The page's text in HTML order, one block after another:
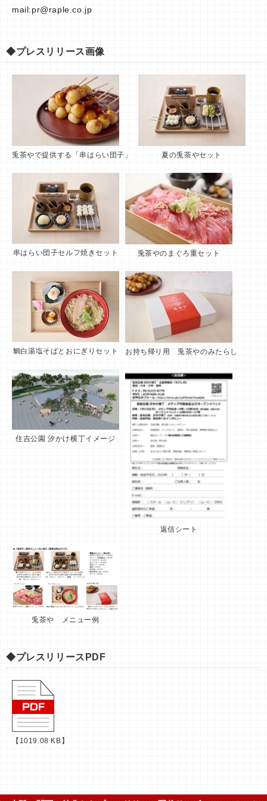
mail:pr@raple.co.jp
◆プレスリリース画像
兎茶やで提供する「串はらい団子」 夏の兎茶やセット
串はらい団子セルフ焼きセット 兎茶やのまぐろ重セット
鯛白湯塩そばとおにぎりセット お持ち帰り用 兎茶やのみたらし
住吉公園 汐かけ横丁イメージ
返信シート
兎茶や メニュー例
◆プレスリリースPDF
【1019.08 KB】